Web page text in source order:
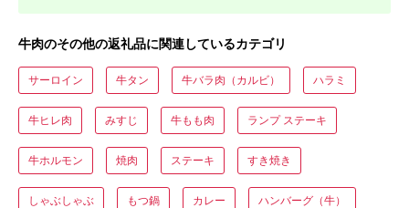
牛肉のその他の返礼品に関連しているカテゴリ
サーロイン 牛タン 牛バラ肉（カルビ） ハラミ
牛ヒレ肉 みすじ 牛もも肉 ランプ ステーキ
牛ホルモン 焼肉 ステーキ すき焼き
しゃぶしゃぶ もつ鍋 カレー ハンバーグ（牛）